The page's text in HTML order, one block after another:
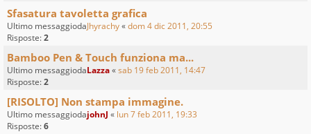
Sfasatura tavoletta grafica
Ultimo messaggiodaJhyrachy«dom 4 dic 2011, 20:55
Risposte:2
Bamboo Pen & Touch funziona ma...
Ultimo messaggiodaLazza«sab 19 feb 2011, 14:47
Risposte:2
[RISOLTO] Non stampa immagine.
Ultimo messaggiodajohnJ « lun 7 feb 2011, 19:33
Risposte:6